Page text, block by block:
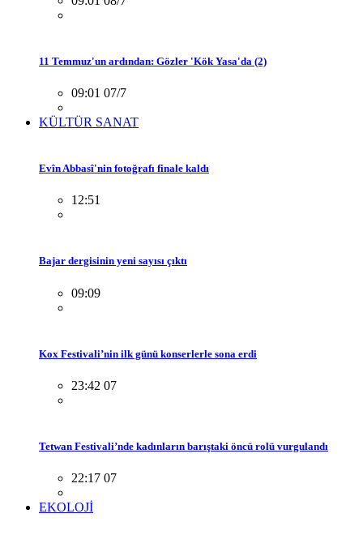
11 Temmuz'un ardından: Gözler 'Kök Yasa'da (2)
09:01 07/7
KÜLTÜR SANAT
Evîn Abbasî'nin fotoğrafı finale kaldı
12:51
Bajar dergisinin yeni sayısı çıktı
09:09
Kox Festivali’nin ilk günü konserlerle sona erdi
23:42 07
Tetwan Festivali’nde kadınların barıştaki öncü rolü vurgulandı
22:17 07
EKOLOJİ